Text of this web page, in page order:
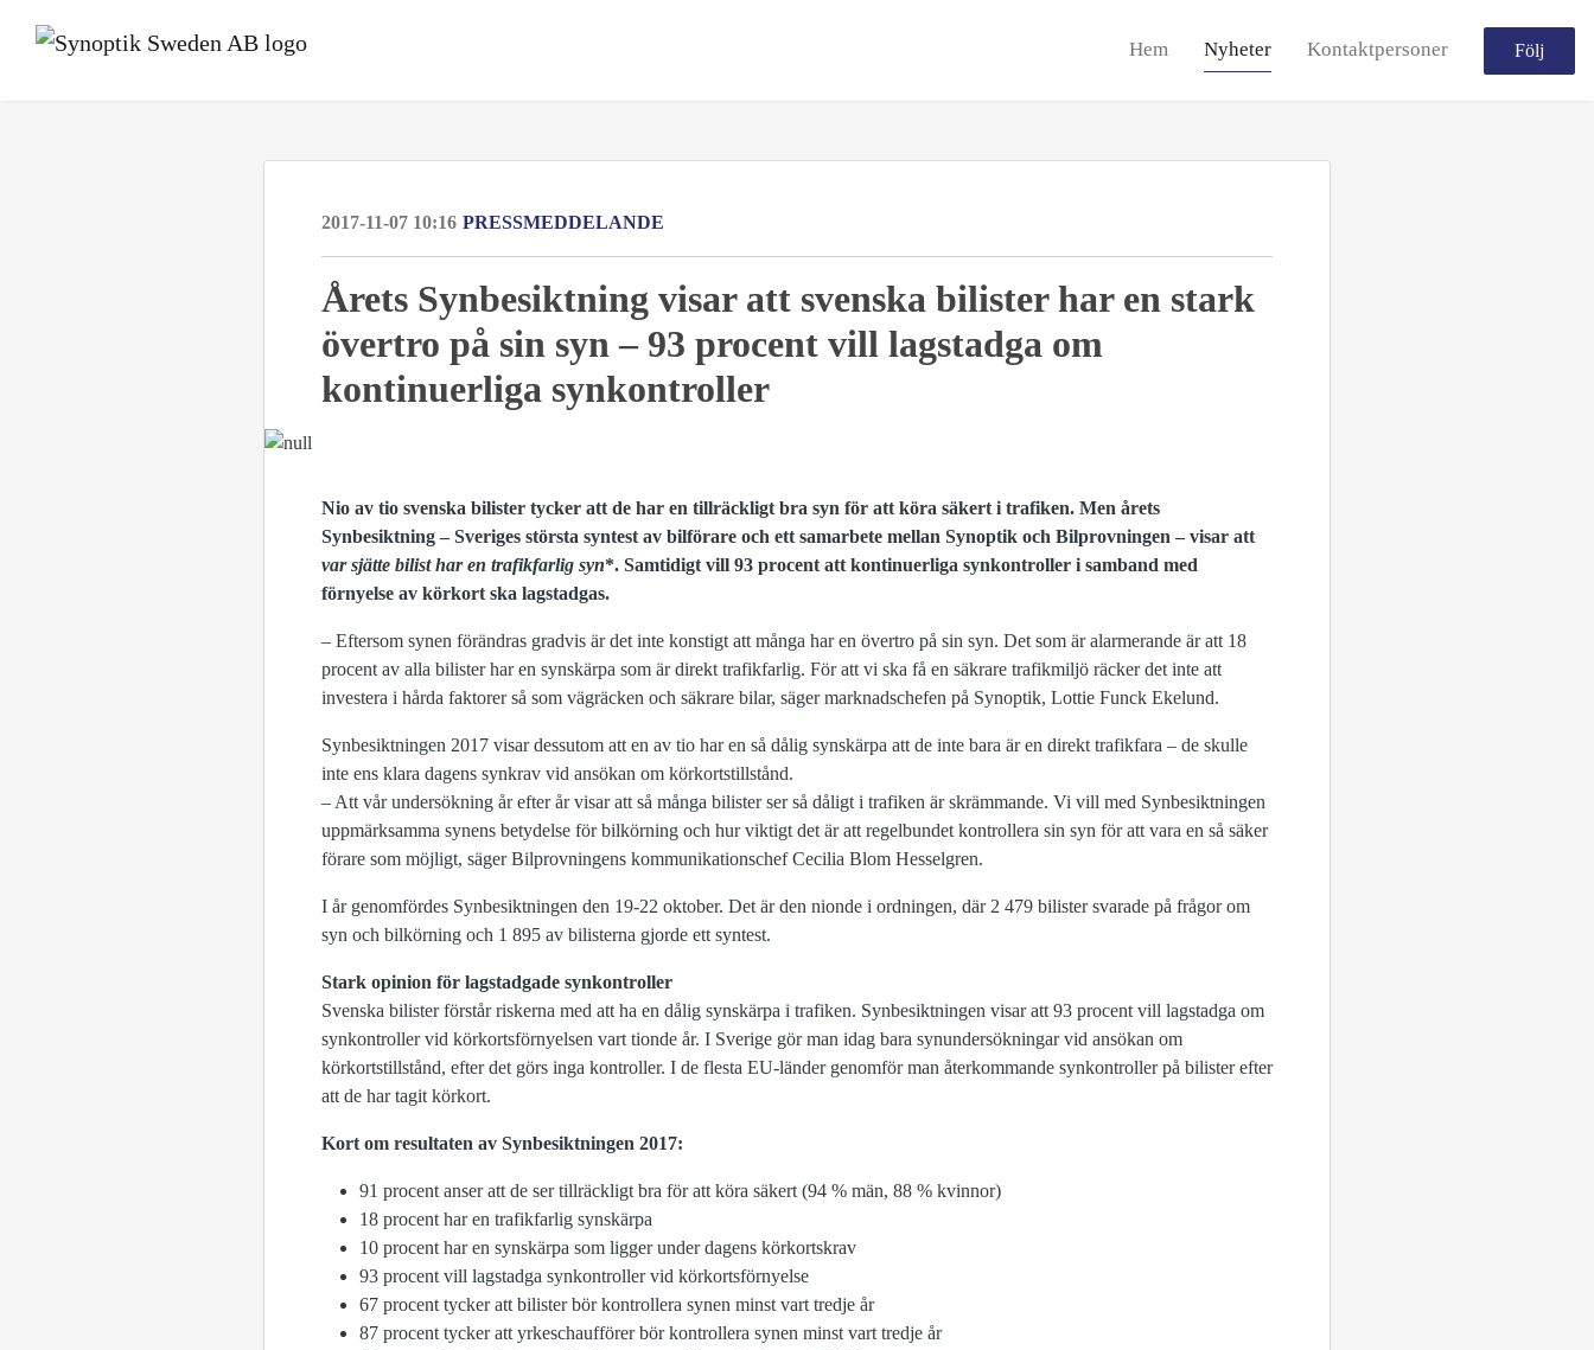
Hem Nyheter Kontaktpersoner Följ
2017-11-07 10:16 PRESSMEDDELANDE
Årets Synbesiktning visar att svenska bilister har en stark
övertro på sin syn – 93 procent vill lagstadga om
kontinuerliga synkontroller
Nio av tio svenska bilister tycker att de har en tillräckligt bra syn för att köra säkert i trafiken. Men årets
Synbesiktning – Sveriges största syntest av bilförare och ett samarbete mellan Synoptik och Bilprovningen – visar att
var sjätte bilist har en trafikfarlig syn*. Samtidigt vill 93 procent att kontinuerliga synkontroller i samband med
förnyelse av körkort ska lagstadgas.
– Eftersom synen förändras gradvis är det inte konstigt att många har en övertro på sin syn. Det som är alarmerande är att 18
procent av alla bilister har en synskärpa som är direkt trafikfarlig. För att vi ska få en säkrare trafikmiljö räcker det inte att
investera i hårda faktorer så som vägräcken och säkrare bilar, säger marknadschefen på Synoptik, Lottie Funck Ekelund.
Synbesiktningen 2017 visar dessutom att en av tio har en så dålig synskärpa att de inte bara är en direkt trafikfara – de skulle
inte ens klara dagens synkrav vid ansökan om körkortstillstånd.
– Att vår undersökning år efter år visar att så många bilister ser så dåligt i trafiken är skrämmande. Vi vill med Synbesiktningen
uppmärksamma synens betydelse för bilkörning och hur viktigt det är att regelbundet kontrollera sin syn för att vara en så säker
förare som möjligt, säger Bilprovningens kommunikationschef Cecilia Blom Hesselgren.
I år genomfördes Synbesiktningen den 19-22 oktober. Det är den nionde i ordningen, där 2 479 bilister svarade på frågor om
syn och bilkörning och 1 895 av bilisterna gjorde ett syntest.
Stark opinion för lagstadgade synkontroller
Svenska bilister förstår riskerna med att ha en dålig synskärpa i trafiken. Synbesiktningen visar att 93 procent vill lagstadga om
synkontroller vid körkortsförnyelsen vart tionde år. I Sverige gör man idag bara synundersökningar vid ansökan om
körkortstillstånd, efter det görs inga kontroller. I de flesta EU-länder genomför man återkommande synkontroller på bilister efter
att de har tagit körkort.
Kort om resultaten av Synbesiktningen 2017:
91 procent anser att de ser tillräckligt bra för att köra säkert (94 % män, 88 % kvinnor)
18 procent har en trafikfarlig synskärpa
10 procent har en synskärpa som ligger under dagens körkortskrav
93 procent vill lagstadga synkontroller vid körkortsförnyelse
67 procent tycker att bilister bör kontrollera synen minst vart tredje år
87 procent tycker att yrkeschaufförer bör kontrollera synen minst vart tredje år